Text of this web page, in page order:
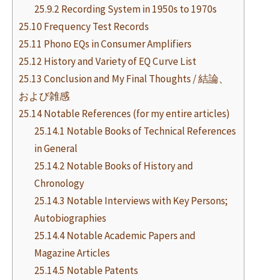
25.9.2 Recording System in 1950s to 1970s
25.10 Frequency Test Records
25.11 Phono EQs in Consumer Amplifiers
25.12 History and Variety of EQ Curve List
25.13 Conclusion and My Final Thoughts / 結論、
および雑感
25.14 Notable References (for my entire articles)
25.14.1 Notable Books of Technical References
in General
25.14.2 Notable Books of History and
Chronology
25.14.3 Notable Interviews with Key Persons;
Autobiographies
25.14.4 Notable Academic Papers and
Magazine Articles
25.14.5 Notable Patents